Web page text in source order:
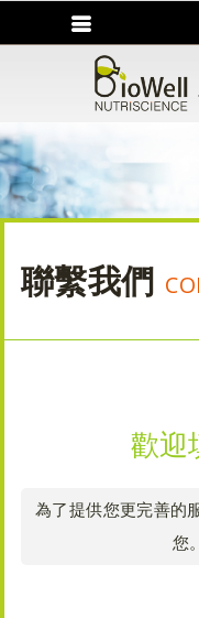
聯繫我們
歡迎
為了提供您更完善的
您